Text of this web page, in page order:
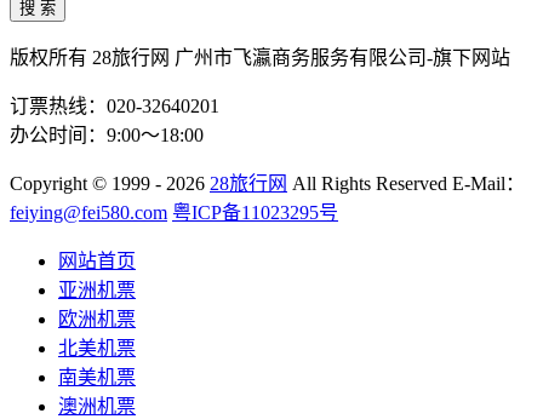
搜 索
版权所有 28旅行网 广州市飞瀛商务服务有限公司-旗下网站
订票热线：020-32640201
办公时间：9:00～18:00
Copyright © 1999 - 2026 28旅行网 All Rights Reserved E-Mail：
feiying@fei580.com 粤ICP备11023295号
网站首页
亚洲机票
欧洲机票
北美机票
南美机票
澳洲机票